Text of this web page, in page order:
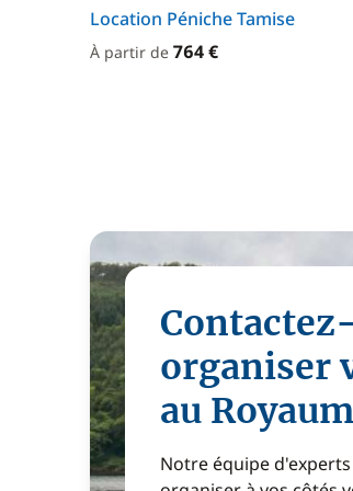
Location Péniche Tamise
À partir de 764 €
organiser
au
Notre équipe